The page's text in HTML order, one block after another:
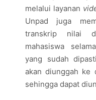
melalui layanan
Unpad juga
transkrip nilai
mahasiswa
yang sudah
akan diunggah ke
sehingga dapat